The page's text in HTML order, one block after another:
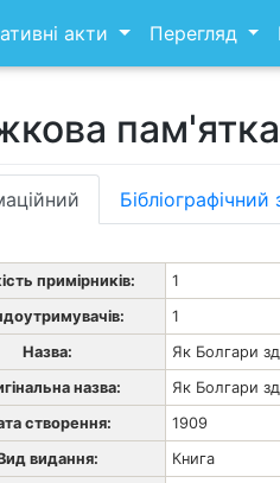
акти Перегляд
пам'ятка
Бібліографічний
примірників:
1
1
Назва:
Як Болгари
назва:
Як Болгари
створення:
1909
видання:
Книга